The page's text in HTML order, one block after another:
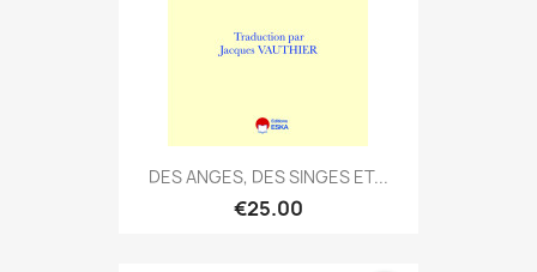
DES ANGES, DES SINGES ET...
€25.00